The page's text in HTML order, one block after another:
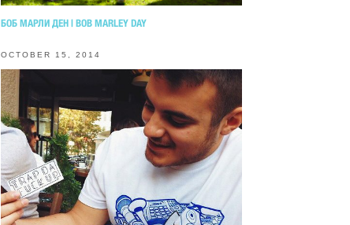
БОБ МАРЛИ ДЕН | BOB MARLEY DAY
OCTOBER 15, 2014